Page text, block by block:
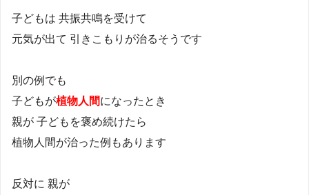
子どもは 共振共鳴を受けて
元気が出て 引きこもりが治るそうです
別の例でも
子どもが植物人間になったとき
親が 子どもを褒め続けたら
植物人間が治った例もあります
反対に 親が